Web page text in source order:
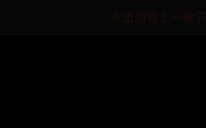
点击加载上一章节